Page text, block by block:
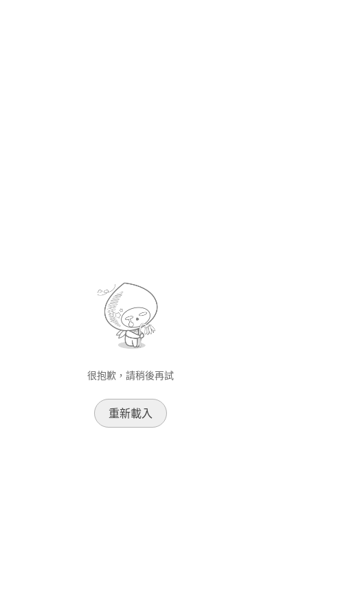
很抱歉，請稍後再試
重新載入